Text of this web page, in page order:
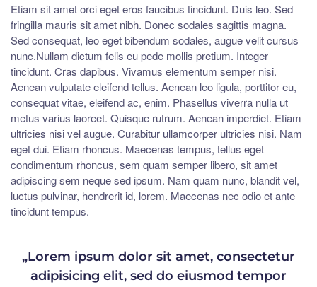
Etiam sit amet orci eget eros faucibus tincidunt. Duis leo. Sed
fringilla mauris sit amet nibh. Donec sodales sagittis magna.
Sed consequat, leo eget bibendum sodales, augue velit cursus
nunc.Nullam dictum felis eu pede mollis pretium. Integer
tincidunt. Cras dapibus. Vivamus elementum semper nisi.
Aenean vulputate eleifend tellus. Aenean leo ligula, porttitor eu,
consequat vitae, eleifend ac, enim. Phasellus viverra nulla ut
metus varius laoreet. Quisque rutrum. Aenean imperdiet. Etiam
ultricies nisi vel augue. Curabitur ullamcorper ultricies nisi. Nam
eget dui. Etiam rhoncus. Maecenas tempus, tellus eget
condimentum rhoncus, sem quam semper libero, sit amet
adipiscing sem neque sed ipsum. Nam quam nunc, blandit vel,
luctus pulvinar, hendrerit id, lorem. Maecenas nec odio et ante
tincidunt tempus.
„Lorem ipsum dolor sit amet, consectetur
adipisicing elit, sed do eiusmod tempor